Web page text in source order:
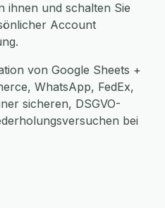
ihnen und schalten Sie
Account
von Google Sheets +
WhatsApp, FedEx,
sicheren, DSGVO-
bei